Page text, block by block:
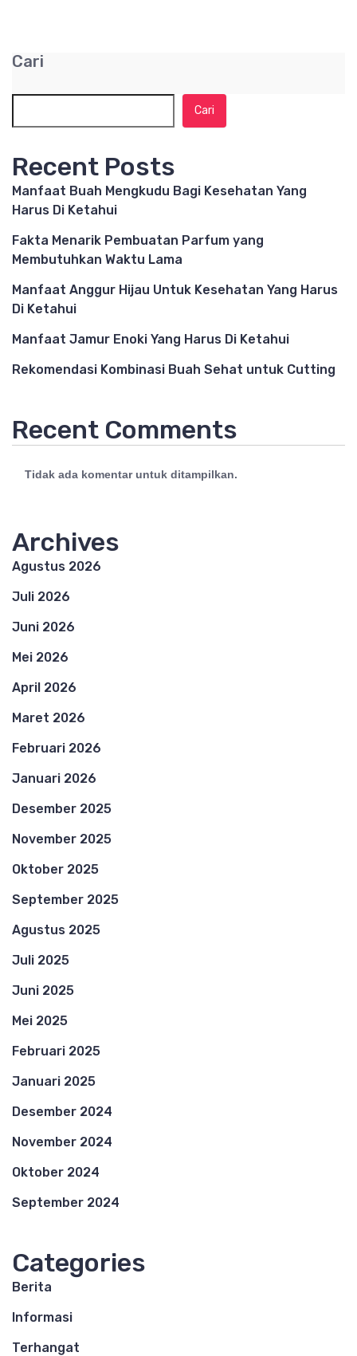
Cari
Cari
Recent Posts
Manfaat Buah Mengkudu Bagi Kesehatan Yang
Harus Di Ketahui
Fakta Menarik Pembuatan Parfum yang
Membutuhkan Waktu Lama
Manfaat Anggur Hijau Untuk Kesehatan Yang Harus
Di Ketahui
Manfaat Jamur Enoki Yang Harus Di Ketahui
Rekomendasi Kombinasi Buah Sehat untuk Cutting
Recent Comments
Tidak ada komentar untuk ditampilkan.
Archives
Agustus 2026
Juli 2026
Juni 2026
Mei 2026
April 2026
Maret 2026
Februari 2026
Januari 2026
Desember 2025
November 2025
Oktober 2025
September 2025
Agustus 2025
Juli 2025
Juni 2025
Mei 2025
Februari 2025
Januari 2025
Desember 2024
November 2024
Oktober 2024
September 2024
Categories
Berita
Informasi
Terhangat